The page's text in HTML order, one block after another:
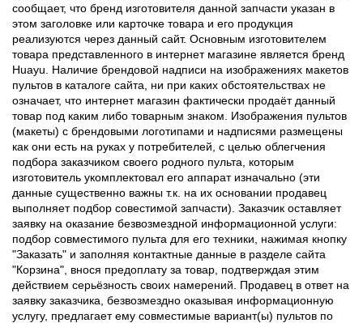
сообщает, что бренд изготовителя данной запчасти указан в
этом заголовке или карточке товара и его продукция
реализуются через данный сайт. Основным изготовителем
товара представленного в интернет магазине является бренд
Huayu. Наличие брендовой надписи на изображениях макетов
пультов в каталоге сайта, ни при каких обстоятельствах не
означает, что интернет магазин фактически продаёт данный
товар под каким либо товарным знаком. Изображения пультов
(макеты) с брендовыми логотипами и надписями размещены
как они есть на руках у потребителей, с целью облегчения
подбора заказчиком своего родного пульта, которым
изготовитель укомплектовал его аппарат изначально (эти
данные существенно важны т.к. на их основании продавец
выполняет подбор совестимой запчасти). Заказчик оставляет
заявку на оказание безвозмездной информационной услуги:
подбор совместимого пульта для его техники, нажимая кнопку
"Заказать" и заполняя контактные данные в разделе сайта
"Корзина", внося предоплату за товар, подтверждая этим
действием серьёзность своих намерений. Продавец в ответ на
заявку заказчика, безвозмездно оказывая информационную
услугу, предлагает ему совместимые вариант(ы) пультов по